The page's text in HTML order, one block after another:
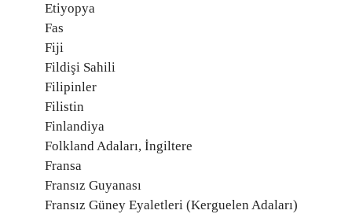
Etiyopya
Fas
Fiji
Fildişi Sahili
Filipinler
Filistin
Finlandiya
Folkland Adaları, İngiltere
Fransa
Fransız Guyanası
Fransız Güney Eyaletleri (Kerguelen Adaları)